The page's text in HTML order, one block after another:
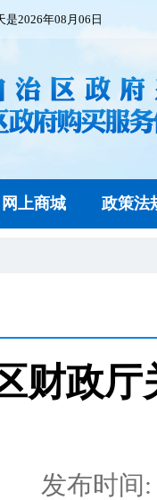
2026年08月06日
网上商城 政策法
财政
发布时间: